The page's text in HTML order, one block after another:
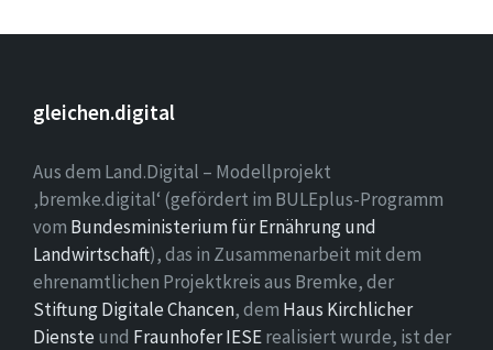
gleichen.digital
Aus dem Land.Digital – Modellprojekt
‚bremke.digital‘ (gefördert im BULEplus-Programm
vom Bundesministerium für Ernährung und
Landwirtschaft), das in Zusammenarbeit mit dem
ehrenamtlichen Projektkreis aus Bremke, der
Stiftung Digitale Chancen, dem Haus Kirchlicher
Dienste und Fraunhofer IESErealisiert wurde, ist der